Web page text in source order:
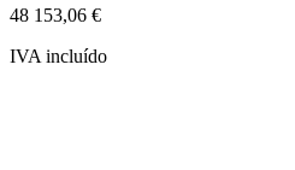
48 153,06 €
IVA incluído